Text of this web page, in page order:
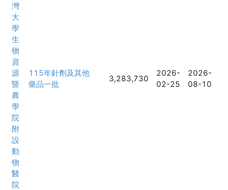
灣
大
學
生
物
資
源
暨
農
學
院
附
設
動
物
醫
院
115年針劑及其他
藥品一批
3,283,730
2026-
02-25
2026-
08-10